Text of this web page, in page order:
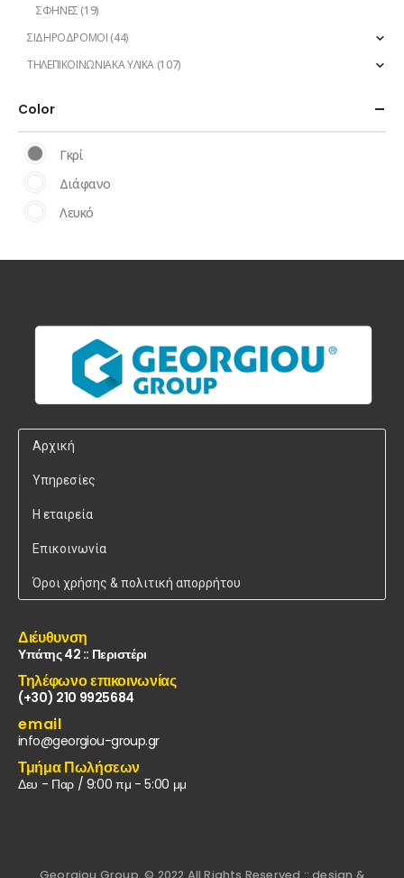
ΣΦΗΝΕΣ (19)
ΣΙΔΗΡΟΔΡΟΜΟΙ (44)
ΤΗΛΕΠΙΚΟΙΝΩΝΙΑΚΑ ΥΛΙΚΑ (107)
Color
Γκρί
Διάφανο
Λευκό
Αρχική
Υπηρεσίες
Η εταιρεία
Επικοινωνία
Όροι χρήσης & πολιτική απορρήτου
Διέυθυνση
Υπάτης 42 :: Περιστέρι
Τηλέφωνο επικοινωνίας
(+30) 210 9925684
email
info@georgiou-group.gr
Τμήμα Πωλήσεων
Δευ - Παρ / 9:00 πμ - 5:00 μμ